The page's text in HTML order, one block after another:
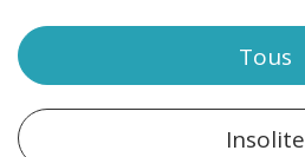
Tous
Insolite